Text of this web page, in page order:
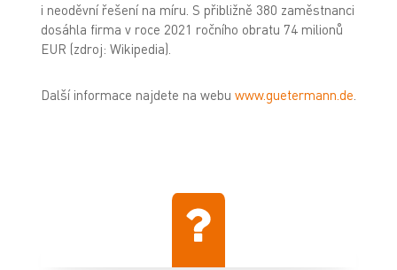
i neoděvní řešení na míru. S přibližně 380 zaměstnanci
dosáhla firma v roce 2021 ročního obratu 74 milionů
EUR (zdroj: Wikipedia).
Další informace najdete na webu www.guetermann.de